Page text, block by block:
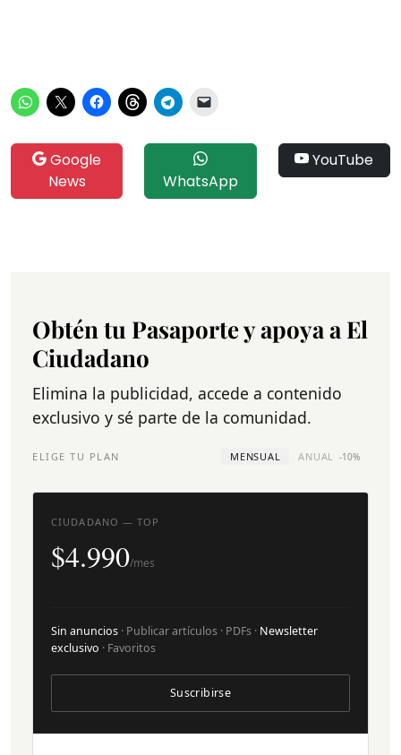
Google
News
WhatsApp
YouTube
Obtén tu Pasaporte y apoya a El
Ciudadano
Elimina la publicidad, accede a contenido
exclusivo y sé parte de la comunidad.
ELIGE TU PLAN MENSUAL ANUAL -10%
CIUDADANO — TOP
$4.990/mes
Sin anuncios · Publicar artículos · PDFs · Newsletter
exclusivo · Favoritos
Suscribirse